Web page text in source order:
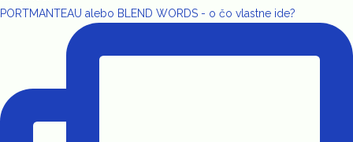
PORTMANTEAU alebo BLEND WORDS - o čo vlastne ide?